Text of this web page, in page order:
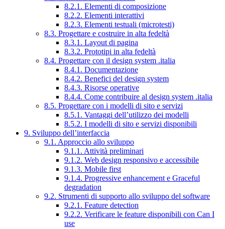
8.2.1. Elementi di composizione
8.2.2. Elementi interattivi
8.2.3. Elementi testuali (microtesti)
8.3. Progettare e costruire in alta fedeltà
8.3.1. Layout di pagina
8.3.2. Prototipi in alta fedeltà
8.4. Progettare con il design system .italia
8.4.1. Documentazione
8.4.2. Benefici del design system
8.4.3. Risorse operative
8.4.4. Come contribuire al design system .italia
8.5. Progettare con i modelli di sito e servizi
8.5.1. Vantaggi dell’utilizzo dei modelli
8.5.2. I modelli di sito e servizi disponibili
9. Sviluppo dell’interfaccia
9.1. Approccio allo sviluppo
9.1.1. Attività preliminari
9.1.2. Web design responsivo e accessibile
9.1.3. Mobile first
9.1.4. Progressive enhancement e Graceful
degradation
9.2. Strumenti di supporto allo sviluppo del software
9.2.1. Feature detection
9.2.2. Verificare le feature disponibili con Can I
use